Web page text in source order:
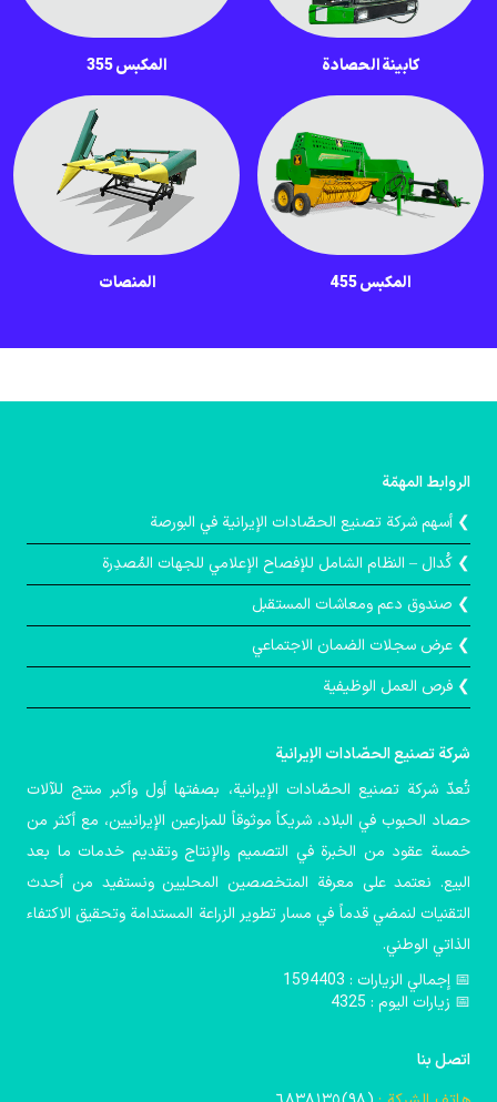
كابينة الحصادة المكبس 355
المكبس 455 المنصات
الروابط المهمّة
❯ أسهم شركة تصنيع الحصّادات الإيرانية في البورصة
❯ كُدال – النظام الشامل للإفصاح الإعلامي للجهات المُصدِرة
❯ صندوق دعم ومعاشات المستقبل
❯ عرض سجلات الضمان الاجتماعي
❯ فرص العمل الوظيفية
شركة تصنيع الحصّادات الإيرانية
تُعدّ شركة تصنيع الحصّادات الإيرانية، بصفتها أول وأكبر منتج للآلات
حصاد الحبوب في البلاد، شريكاً موثوقاً للمزارعين الإيرانيين، مع أكثر من
خمسة عقود من الخبرة في التصميم والإنتاج وتقديم خدمات ما بعد
البيع. نعتمد على معرفة المتخصصين المحليين ونستفيد من أحدث
التقنيات لنمضي قدماً في مسار تطوير الزراعة المستدامة وتحقيق الاكتفاء
الذاتي الوطني.
📅️ إجمالي الزيارات : 1594403
📅 زيارات اليوم : 4325
اتصل بنا